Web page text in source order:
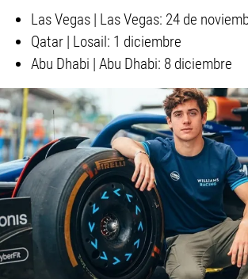
Las Vegas | Las Vegas: 24 de
Qatar | Losail: 1 diciembre
Abu Dhabi | Abu Dhabi: 8 diciembre